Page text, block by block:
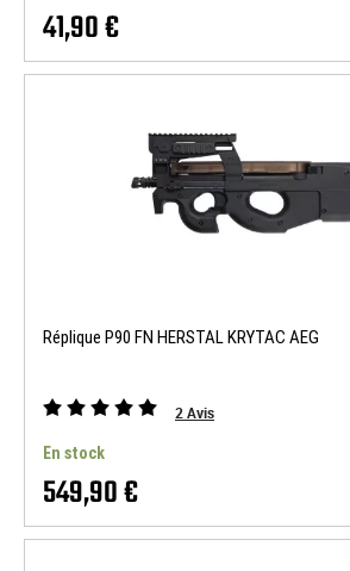
41,90 €
Réplique P90 FN HERSTAL KRYTAC AEG
2Avis
En stock
549,90 €